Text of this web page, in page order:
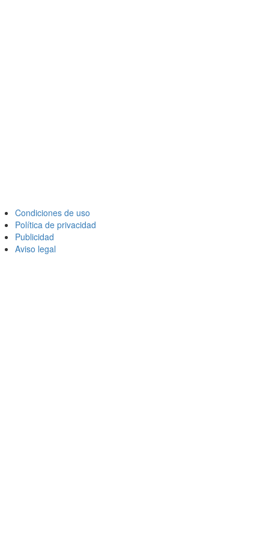
Condiciones de uso
Política de privacidad
Publicidad
Aviso legal